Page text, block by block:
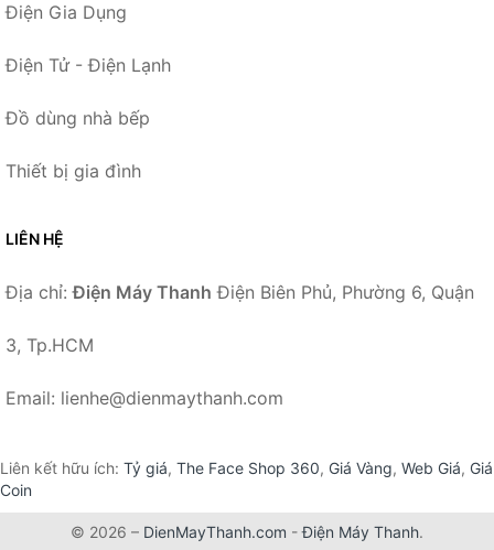
Điện Gia Dụng
Điện Tử - Điện Lạnh
Đồ dùng nhà bếp
Thiết bị gia đình
LIÊN HỆ
Địa chỉ:Điện Máy Thanh Điện Biên Phủ, Phường 6, Quận
3, Tp.HCM
Email: lienhe@dienmaythanh.com
Liên kết hữu ích: Tỷ giá, The Face Shop 360, Giá Vàng, Web Giá, Giá
Coin
© 2026 – DienMayThanh.com -Điện Máy Thanh.